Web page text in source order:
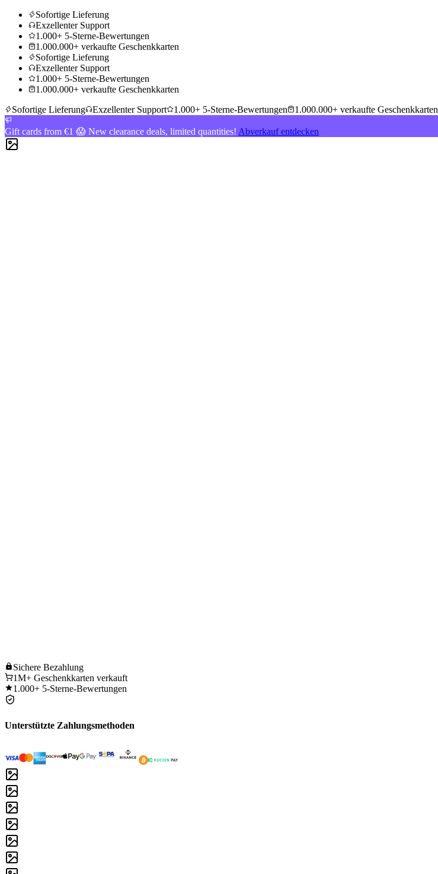
Sofortige Lieferung
Exzellenter Support
1.000+ 5-Sterne-Bewertungen
1.000.000+ verkaufte Geschenkkarten
Sofortige Lieferung
Exzellenter Support
1.000+ 5-Sterne-Bewertungen
1.000.000+ verkaufte Geschenkkarten
Sofortige Lieferung
Exzellenter Support 1.000+ 5-Sterne-Bewertungen 1.000.000+ verkaufte Geschenkkarten
Gift cards from €1 😱 New clearance deals, limited quantities! Abverkauf entdecken
Sichere Bezahlung
1M+ Geschenkkarten verkauft
1.000+ 5-Sterne-Bewertungen
Unterstützte Zahlungsmethoden